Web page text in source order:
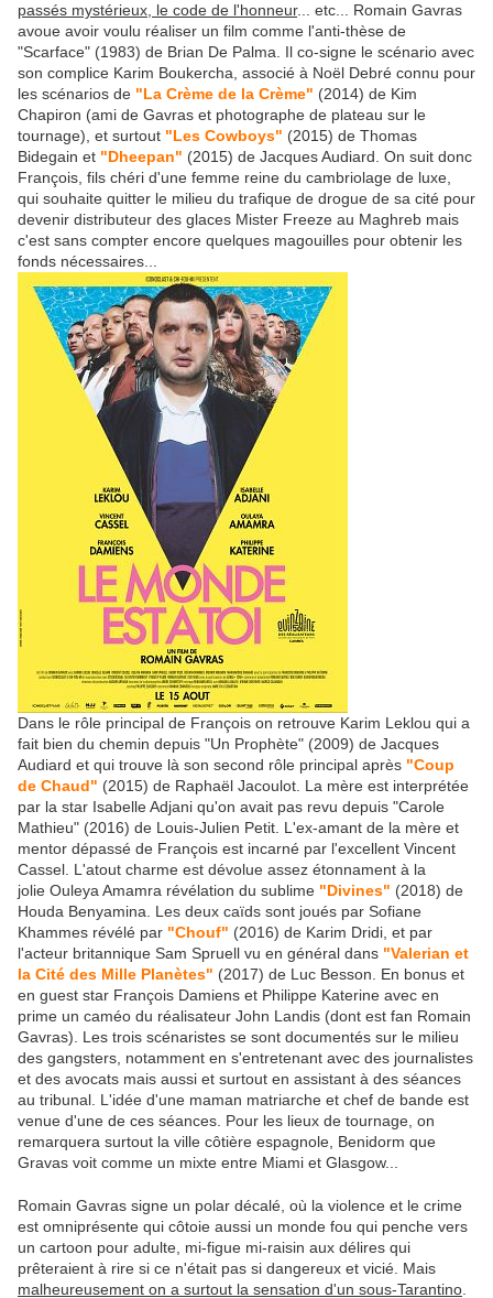
passés mystérieux, le code de l'honneur... etc... Romain Gavras
avoue avoir voulu réaliser un film comme l'anti-thèse de
"Scarface" (1983) de Brian De Palma. Il co-signe le scénario avec
son complice Karim Boukercha, associé à Noël Debré connu pour
les scénarios de "La Crème de la Crème" (2014) de Kim
Chapiron (ami de Gavras et photographe de plateau sur le
tournage), et surtout "Les Cowboys" (2015) de Thomas
Bidegain et "Dheepan" (2015) de Jacques Audiard. On suit donc
François, fils chéri d'une femme reine du cambriolage de luxe,
qui souhaite quitter le milieu du trafique de drogue de sa cité pour
devenir distributeur des glaces Mister Freeze au Maghreb mais
c'est sans compter encore quelques magouilles pour obtenir les
fonds nécessaires...
Dans le rôle principal de François on retrouve Karim Leklou qui a
fait bien du chemin depuis "Un Prophète" (2009) de Jacques
Audiard et qui trouve là son second rôle principal après "Coup
de Chaud" (2015) de Raphaël Jacoulot. La mère est interprétée
par la star Isabelle Adjani qu'on avait pas revu depuis "Carole
Mathieu" (2016) de Louis-Julien Petit. L'ex-amant de la mère et
mentor dépassé de François est incarné par l'excellent Vincent
Cassel. L'atout charme est dévolue assez étonnament à la
jolie Ouleya Amamra révélation du sublime "Divines" (2018) de
Houda Benyamina. Les deux caïds sont joués par Sofiane
Khammes révélé par "Chouf" (2016) de Karim Dridi, et par
l'acteur britannique Sam Spruell vu en général dans "Valerian et
la Cité des Mille Planètes" (2017) de Luc Besson. En bonus et
en guest star François Damiens et Philippe Katerine avec en
prime un caméo du réalisateur John Landis (dont est fan Romain
Gavras). Les trois scénaristes se sont documentés sur le milieu
des gangsters, notamment en s'entretenant avec des journalistes
et des avocats mais aussi et surtout en assistant à des séances
au tribunal. L'idée d'une maman matriarche et chef de bande est
venue d'une de ces séances. Pour les lieux de tournage, on
remarquera surtout la ville côtière espagnole, Benidorm que
Gravas voit comme un mixte entre Miami et Glasgow...
Romain Gavras signe un polar décalé, où la violence et le crime
est omniprésente qui côtoie aussi un monde fou qui penche vers
un cartoon pour adulte, mi-figue mi-raisin aux délires qui
prêteraient à rire si ce n'était pas si dangereux et vicié. Mais
malheureusement on a surtout la sensation d'un sous-Tarantino